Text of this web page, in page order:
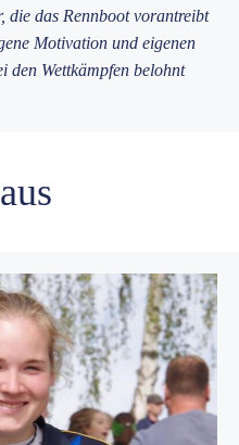
die das Rennboot vorantreibt
Motivation und eigenen
den Wettkämpfen belohnt